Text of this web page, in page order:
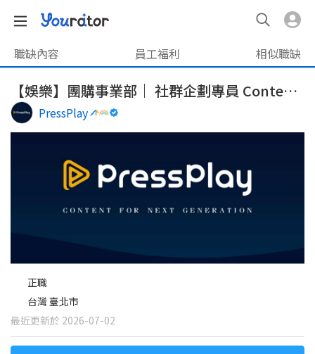
職缺內容 員工福利 相似職缺
【娛樂】團購事業部｜ 社群企劃專員 Content Planning Specialist
PressPlay
正職
台灣 臺北市
最近更新於 2026-07-02